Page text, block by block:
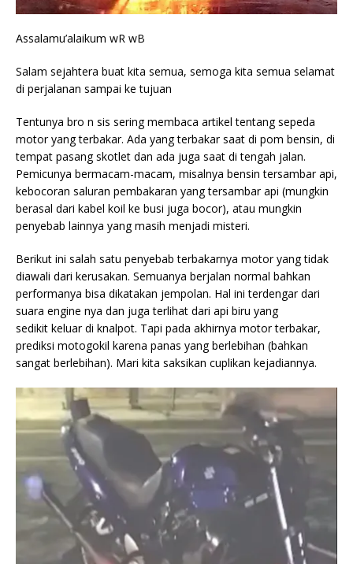
Assalamu’alaikum wR wB
Salam sejahtera buat kita semua, semoga kita semua selamat
di perjalanan sampai ke tujuan
Tentunya bro n sis sering membaca artikel tentang sepeda
motor yang terbakar. Ada yang terbakar saat di pom bensin, di
tempat pasang skotlet dan ada juga saat di tengah jalan.
Pemicunya bermacam-macam, misalnya bensin tersambar api,
kebocoran saluran pembakaran yang tersambar api (mungkin
berasal dari kabel koil ke busi juga bocor), atau mungkin
penyebab lainnya yang masih menjadi misteri.
Berikut ini salah satu penyebab terbakarnya motor yang tidak
diawali dari kerusakan. Semuanya berjalan normal bahkan
performanya bisa dikatakan jempolan. Hal ini terdengar dari
suara engine nya dan juga terlihat dari api biru yang
sedikit keluar di knalpot. Tapi pada akhirnya motor terbakar,
prediksi motogokil karena panas yang berlebihan (bahkan
sangat berlebihan). Mari kita saksikan cuplikan kejadiannya.